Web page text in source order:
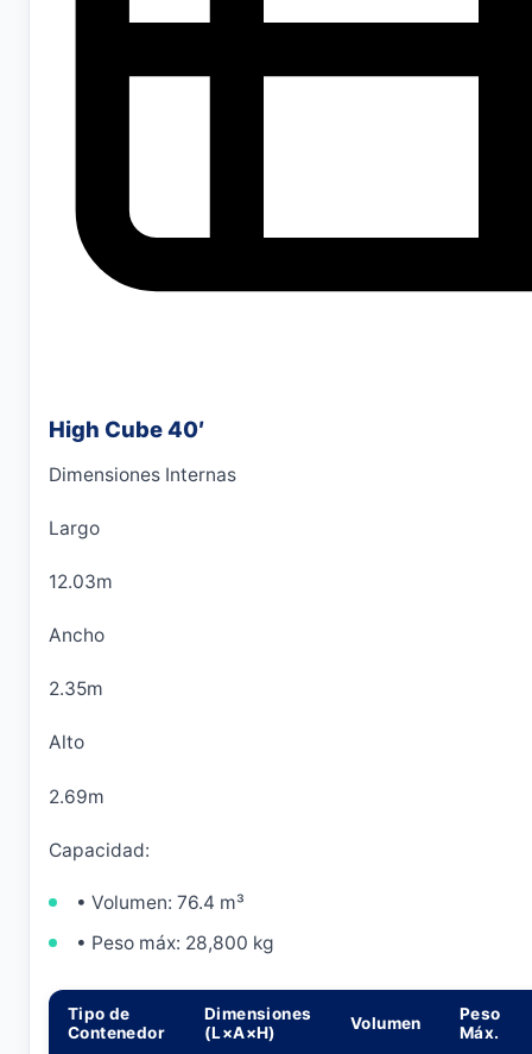
High Cube 40′
Dimensiones Internas
Largo
12.03m
Ancho
2.35m
Alto
2.69m
Capacidad:
• Volumen: 76.4 m³
• Peso máx: 28,800 kg
Tipo de
Contenedor
Dimensiones
(L×A×H)
Volumen
Peso
Máx.